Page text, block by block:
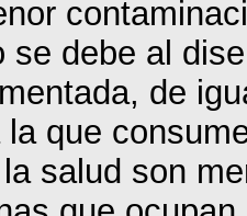
se debe al
de
la que
salud son